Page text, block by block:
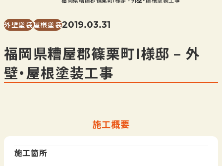
外壁塗装屋根塗装2019.03.31
福岡県糟屋郡篠栗町I様邸 – 外
壁・屋根塗装工事
施工概要
施工箇所